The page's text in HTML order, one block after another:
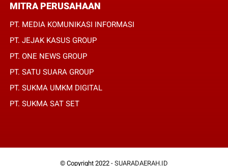
MITRA PERUSAHAAN
PT. MEDIA KOMUNIKASI INFORMASI
PT. JEJAK KASUS GROUP
PT. ONE NEWS GROUP
PT. SATU SUARA GROUP
PT. SUKMA UMKM DIGITAL
PT. SUKMA SAT SET
© Copyright 2022 - SUARADAERAH.ID